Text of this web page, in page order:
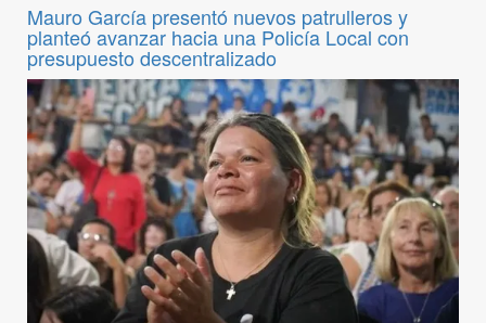
Mauro García presentó nuevos patrulleros y
planteó avanzar hacia una Policía Local con
presupuesto descentralizado